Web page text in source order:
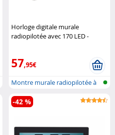
Horloge digitale murale
radiopilotée avec 170 LED -
57,95€
Montre murale radiopilotée à
LED
-42 %